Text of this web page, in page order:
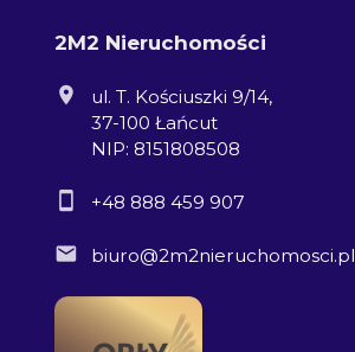
2M2 Nieruchomości
ul. T. Kościuszki 9/14,
37-100 Łańcut
NIP: 8151808508
+48 888 459 907
biuro@2m2nieruchomosci.pl